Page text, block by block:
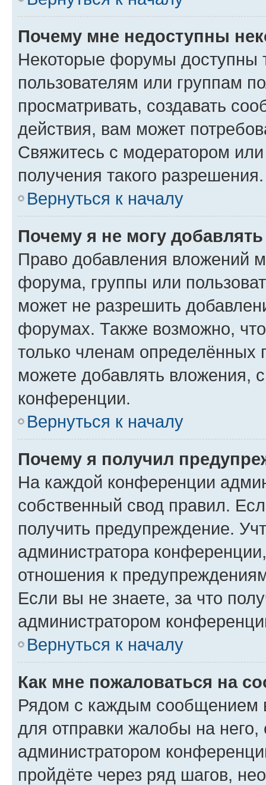
Почему мне недоступны
Некоторые форумы доступны
пользователям или группам
просматривать, создавать
действия, вам может
Свяжитесь с модератором
получения такого разрешения.
Вернуться к началу
Почему я не могу
Право добавления вложений
форума, группы или
может не разрешить
форумах. Также возможно,
только членам определённых
можете добавлять вложения,
конференции.
Вернуться к началу
Почему я получил
На каждой конференции
собственный свод правил.
получить предупреждение.
администратора
отношения к
Если вы не знаете, за что
администратором
Вернуться к началу
Как мне пожаловаться на
Рядом с каждым сообщением
для отправки жалобы на
администратором
пройдёте через ряд шагов,